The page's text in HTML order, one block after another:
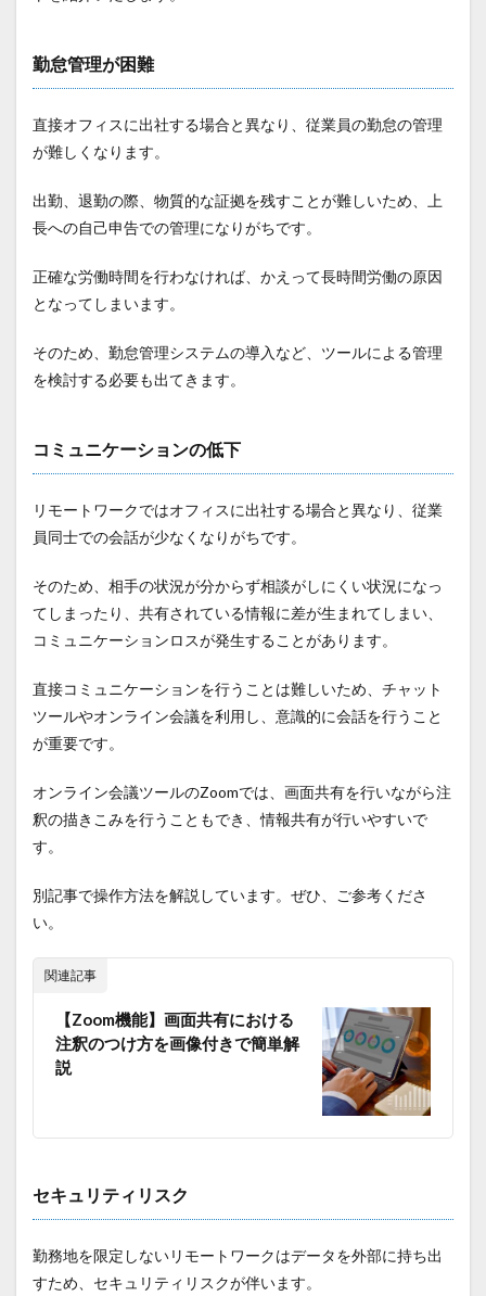
勤怠管理が困難
直接オフィスに出社する場合と異なり、従業員の勤怠の管理
が難しくなります。
出勤、退勤の際、物質的な証拠を残すことが難しいため、上
長への自己申告での管理になりがちです。
正確な労働時間を行わなければ、かえって長時間労働の原因
となってしまいます。
そのため、勤怠管理システムの導入など、ツールによる管理
を検討する必要も出てきます。
コミュニケーションの低下
リモートワークではオフィスに出社する場合と異なり、従業
員同士での会話が少なくなりがちです。
そのため、相手の状況が分からず相談がしにくい状況になっ
てしまったり、共有されている情報に差が生まれてしまい、
コミュニケーションロスが発生することがあります。
直接コミュニケーションを行うことは難しいため、チャット
ツールやオンライン会議を利用し、意識的に会話を行うこと
が重要です。
オンライン会議ツールのZoomでは、画面共有を行いながら注
釈の描きこみを行うこともでき、情報共有が行いやすいで
す。
別記事で操作方法を解説しています。ぜひ、ご参考くださ
い。
関連記事
【Zoom機能】画面共有における
注釈のつけ方を画像付きで簡単解
説
セキュリティリスク
勤務地を限定しないリモートワークはデータを外部に持ち出
すため、セキュリティリスクが伴います。